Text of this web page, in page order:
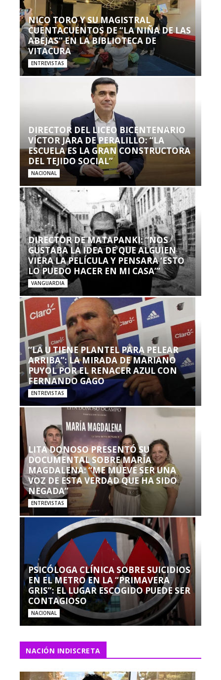
NICO TORO Y SU MAGISTRAL
CUENTACUENTOS DE “LA NIÑA DE LAS
ABEJAS” EN LA BIBLIOTECA DE
VITACURA
ENTREVISTAS
DIRECTOR DEL LICEO BICENTENARIO
VÍCTOR JARA DE PERALILLO: “LA
ESCUELA ES LA GRAN CONSTRUCTORA
DEL TEJIDO SOCIAL”
NACIONAL
DIRECTOR DE MATAPANKI: “NOS
GUSTABA LA IDEA DE QUE ALGUIEN
VIERA LA PELÍCULA Y PENSARA ‘ESTO
LO PUEDO HACER EN MI CASA’”
VANGUARDIA
“LA U TIENE PLANTEL PARA PELEAR
ARRIBA”: LA MIRADA DE MARIANO
PUYOL POR EL RENACER AZUL CON
FERNANDO GAGO
ENTREVISTAS
LITA DONOSO PRESENTÓ SU
DOCUMENTAL SOBRE MARÍA
MAGDALENA: “ME MUEVE SER UNA
VOZ DE ESTA VERDAD QUE HA SIDO
NEGADA”
ENTREVISTAS
PSICÓLOGA CLÍNICA SOBRE SUICIDIOS
EN EL METRO EN LA “PRIMAVERA
GRIS”: EL LUGAR ESCOGIDO PUEDE SER
CONTAGIOSO
NACIONAL
NACIÓN INDISCRETA